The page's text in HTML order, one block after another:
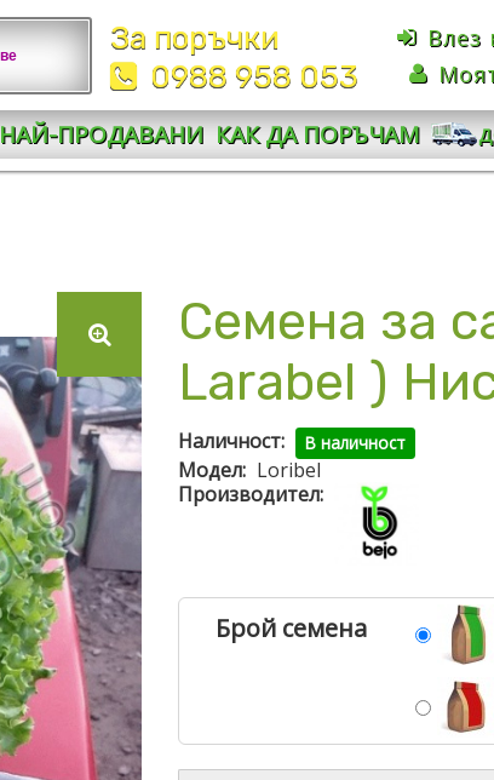
За поръчки
0988 958 053
Влез
НАЙ-ПРОДАВАНИ КАК ДА ПОРЪЧАМ
Семена за
Larabel )
Наличност: В наличност
Модел: Loribel
Производител:
Брой семена